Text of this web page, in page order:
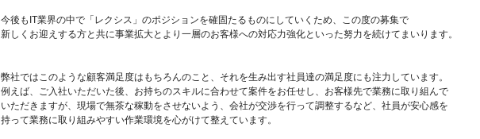
今後もIT業界の中で「レクシス」のポジションを確固たるものにしていくため、この度の募集で
新しくお迎えする方と共に事業拡大とより一層のお客様への対応力強化といった努力を続けてまいります。
弊社ではこのような顧客満足度はもちろんのこと、それを生み出す社員達の満足度にも注力しています。
例えば、ご入社いただいた後、お持ちのスキルに合わせて案件をお任せし、お客様先で業務に取り組んで
いただきますが、現場で無茶な稼動をさせないよう、会社が交渉を行って調整するなど、社員が安心感を
持って業務に取り組みやすい作業環境を心がけて整えています。